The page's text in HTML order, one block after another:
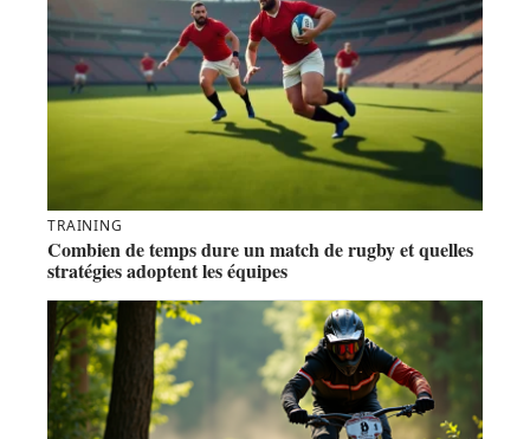
TRAINING
Combien de temps dure un match de rugby et quelles
stratégies adoptent les équipes